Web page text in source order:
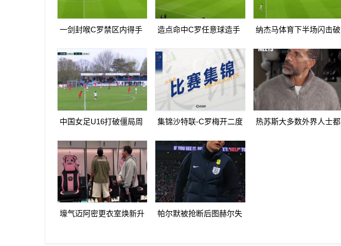
一剑封喉C罗禁区内得手
967球
造点命中C罗任意球造手
球
纳杰马体育下半场闪击破
得手
中国女足U16打破僵局周
远角破门
集锦沙特联-C罗梅开二度
马体育
热苏斯大多数外界人士都
壕气迈阿密更衣室焕新升
帕尔默被抢断后图赫尔失